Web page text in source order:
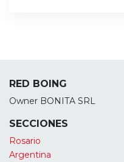
RED BOING
Owner BONITA SRL
SECCIONES
Rosario
Argentina